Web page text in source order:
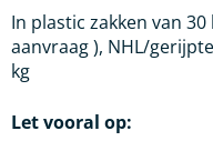
In plastic zakken van 30
aanvraag ), NHL/
kg
Let vooral op: